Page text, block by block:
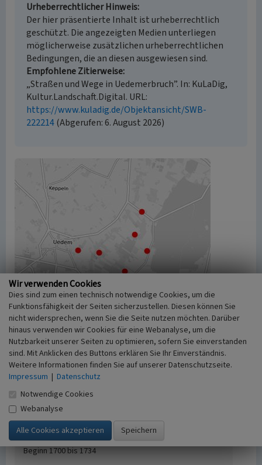
Urheberrechtlicher Hinweis
Der hier präsentierte Inhalt ist urheberrechtlich
geschützt. Die angezeigten Medien unterliegen
möglicherweise zusätzlichen urheberrechtlichen
Bedingungen, die an diesen ausgewiesen sind.
Empfohlene Zitierweise
„Straßen und Wege in Uedemerbruch”. In: KuLaDig,
Kultur.Landschaft.Digital. URL:
https://www.kuladig.de/Objektansicht/SWB-
222214(Abgerufen: 6. August 2026)
Zugehörige Objekte
Am Hochwald (Straße) in Uedemerbruch
Beginn 1700 bis 1734
An der Ley (Straße)
Beginn 1700 bis 1734
Wir verwenden Cookies
Dies sind zum einen technisch notwendige Cookies, um die
Funktionsfähigkeit der Seiten sicherzustellen. Diesen können Sie
nicht widersprechen, wenn Sie die Seite nutzen möchten. Darüber
hinaus verwenden wir Cookies für eine Webanalyse, um die
Nutzbarkeit unserer Seiten zu optimieren, sofern Sie einverstanden
sind. Mit Anklicken des Buttons erklären Sie Ihr Einverständnis.
Weitere Informationen finden Sie auf unserer Datenschutzseite.
Impressum | Datenschutz
Notwendige Cookies
Webanalyse